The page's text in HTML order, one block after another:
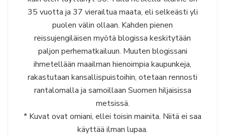
35 vuotta ja 37 vierailtua maata, eli selkeästi yli
puolen välin ollaan. Kahden pienen
reissujengiläisen myötä blogissa keskitytään
paljon perhematkailuun. Muuten blogissani
ihmetellään maailman hienoimpia kaupunkeja,
rakastutaan kansallispuistoihin, otetaan rennosti
rantalomalla ja samoillaan Suomen hiljaisissa
metsissä.
* Kuvat ovat omiani, ellei toisin mainita. Niitä ei saa
käyttää ilman lupaa.